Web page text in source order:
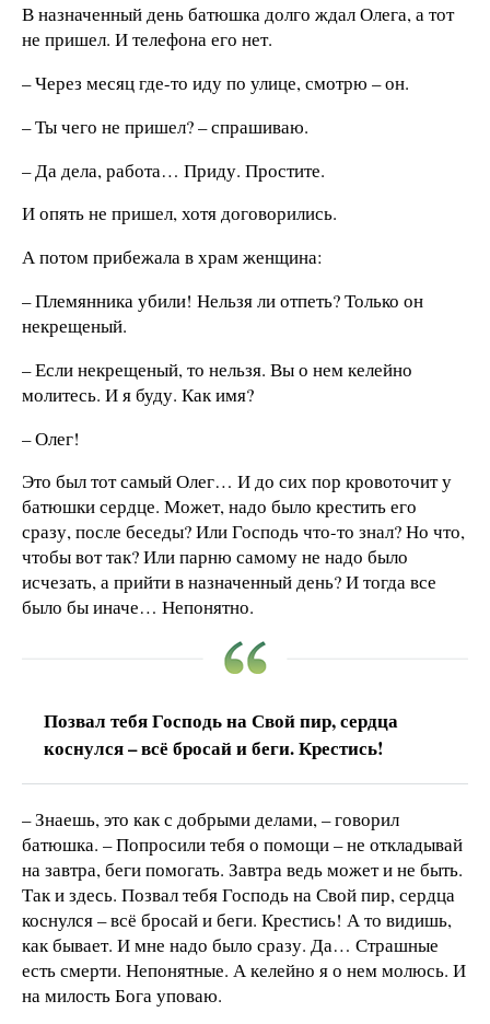
В назначенный день батюшка долго ждал Олега, а тот
не пришел. И телефона его нет.
– Через месяц где-то иду по улице, смотрю – он.
– Ты чего не пришел? – спрашиваю.
– Да дела, работа… Приду. Простите.
И опять не пришел, хотя договорились.
А потом прибежала в храм женщина:
– Племянника убили! Нельзя ли отпеть? Только он
некрещеный.
– Если некрещеный, то нельзя. Вы о нем келейно
молитесь. И я буду. Как имя?
– Олег!
Это был тот самый Олег… И до сих пор кровоточит у
батюшки сердце. Может, надо было крестить его
сразу, после беседы? Или Господь что-то знал? Но что,
чтобы вот так? Или парню самому не надо было
исчезать, а прийти в назначенный день? И тогда все
было бы иначе… Непонятно.
Позвал тебя Господь на Свой пир, сердца
коснулся – всё бросай и беги. Крестись!
– Знаешь, это как с добрыми делами, – говорил
батюшка. – Попросили тебя о помощи – не откладывай
на завтра, беги помогать. Завтра ведь может и не быть.
Так и здесь. Позвал тебя Господь на Свой пир, сердца
коснулся – всё бросай и беги. Крестись! А то видишь,
как бывает. И мне надо было сразу. Да… Страшные
есть смерти. Непонятные. А келейно я о нем молюсь. И
на милость Бога уповаю.